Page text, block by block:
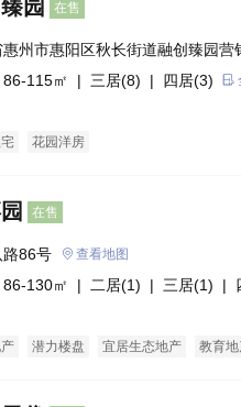
园 在售
惠州市惠阳区秋长街道融创臻园营
中)融创玖樟台
86-115㎡ | 三居(8) | 四居(3)
花园洋房
在售
86号 查看地图
86-130㎡ | 二居(1) | 三居(1) |
潜力楼盘 宜居生态地产 教育